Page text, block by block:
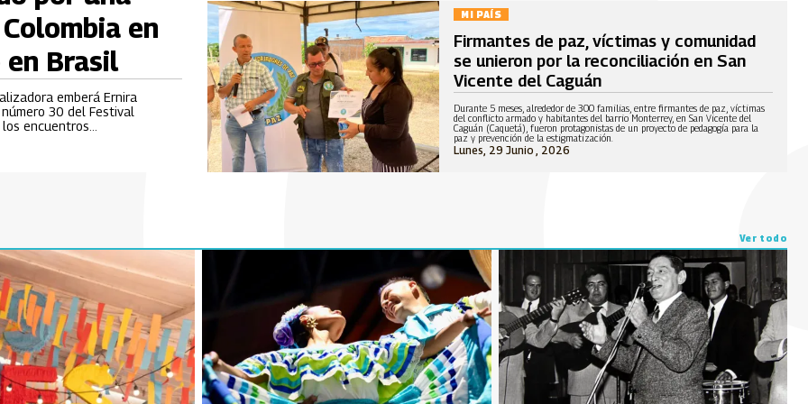
emberá Ernira
30 del Festival
los encuentros
en
Brasil
MI PAÍS
Lunes, 29 Junio , 2026
Firmantes de paz, víctimas y comunidad
se unieron por la reconciliación en San
Vicente del Caguán
Durante 5 meses, alrededor de 300 familias, entre firmantes de paz, víctimas
del conflicto armado y habitantes del barrio Monterrey, en San Vicente del
Caguán (Caquetá), fueron protagonistas de un proyecto de pedagogía para la
paz y prevención de la estigmatización.
Ver todo